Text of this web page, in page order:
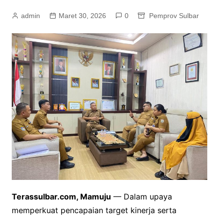
admin Maret 30, 2026 0 Pemprov Sulbar
Terassulbar.com, Mamuju — Dalam upaya
memperkuat pencapaian target kinerja serta